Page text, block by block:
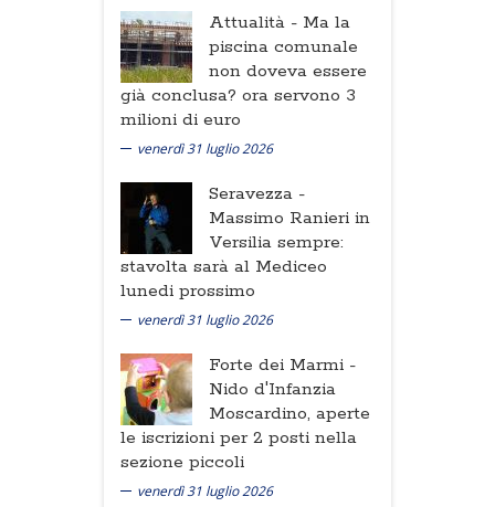
Attualità - Ma la
piscina comunale
non doveva essere
già conclusa? ora servono 3
milioni di euro
venerdì 31 luglio 2026
Seravezza -
Massimo Ranieri in
Versilia sempre:
stavolta sarà al Mediceo
lunedi prossimo
venerdì 31 luglio 2026
Forte dei Marmi -
Nido d'Infanzia
Moscardino, aperte
le iscrizioni per 2 posti nella
sezione piccoli
venerdì 31 luglio 2026